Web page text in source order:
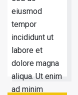
eiusmod
tempor
incididunt ut
labore et
dolore magna
aliqua. Ut enim
ad minim